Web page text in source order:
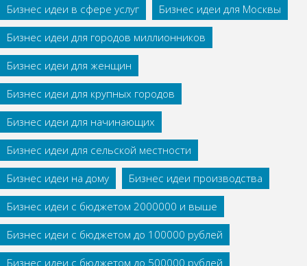
Бизнес идеи в сфере услуг
Бизнес идеи для Москвы
Бизнес идеи для городов миллионников
Бизнес идеи для женщин
Бизнес идеи для крупных городов
Бизнес идеи для начинающих
Бизнес идеи для сельской местности
Бизнес идеи на дому
Бизнес идеи производства
Бизнес идеи с бюджетом 2000000 и выше
Бизнес идеи с бюджетом до 100000 рублей